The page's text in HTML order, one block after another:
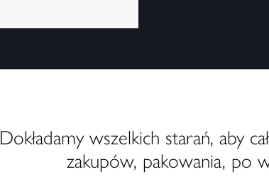
Dokładamy wszelkich starań, aby
zakupów, pakowania, po